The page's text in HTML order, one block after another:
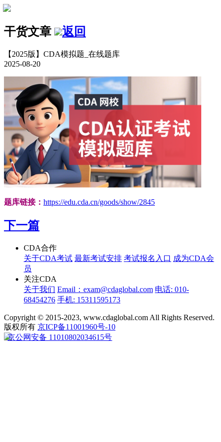
干货文章 返回
【2025版】CDA模拟题_在线题库
2025-08-20
题库链接： https://edu.cda.cn/goods/show/2845
下一篇
CDA合作
关于CDA考试 最新考试安排 考试报名入口 成为CDA会
员
关注CDA
关于我们 Email：exam@cdaglobal.com 电话: 010-
68454276 手机: 15311595173
Copyright © 2015-2023, www.cdaglobal.com All Rights Reserved.
版权所有 京ICP备11001960号-10
京公网安备 11010802034615号